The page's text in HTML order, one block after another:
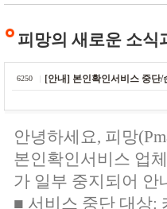
피망의 새로운 소식
6250 [안내] 본인확인서비스 중단/
안녕하세요, 피망
본인확인서비스 업
가 일부 중지되어 안
■ 서비스 중단 대상: